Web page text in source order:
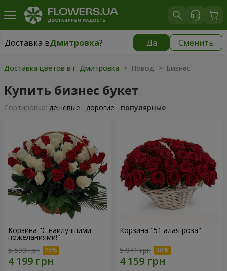
Доставка вДмитровка? Да Сменить
Доставка вДмитровка|
Доставка цветов в г. Дмитровка > Повод > Бизнес
Купить бизнес букет
Cортировка: дешевые дорогие популярные
Корзина "С наилучшими
пожеланиями!"
5 599 грн
Корзина "51 алая роза"
5 941 грн